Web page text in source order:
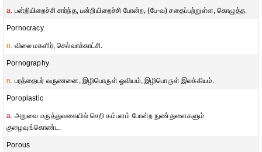
a. பன்றியிறைச்சி சார்ந்த, பன்றியிறைச்சி போன்ற, (பே-வ) சதைப்பற்றுள்ள, கொழுத்த.
Pornocracy
n. விலை மகளிர், செல்வாக்காட்சி.
Pornography
n. பரத்தையர் வருணனை, இழிபொருள் ஓவியம், இழிபொருள் இலக்கியம்.
Poroplastic
a. அறுவை மருத்துவகையில் செறி கம்பளம் போன்ற நுண்துளைகளும்
குழைவுங்கொண்ட.
Porous